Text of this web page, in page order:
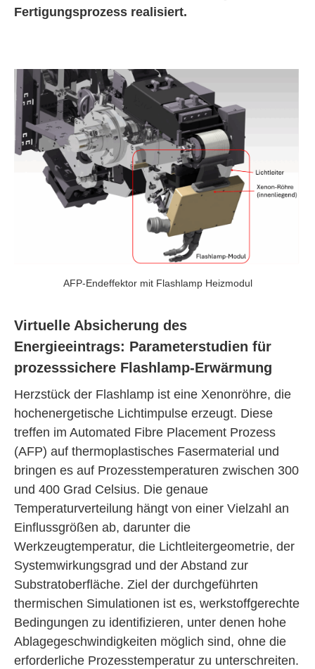
Fertigungsprozess realisiert.
AFP-Endeffektor mit Flashlamp Heizmodul
Virtuelle Absicherung des
Energieeintrags: Parameterstudien für
prozesssichere Flashlamp-Erwärmung
Herzstück der Flashlamp ist eine Xenonröhre, die
hochenergetische Lichtimpulse erzeugt. Diese
treffen im Automated Fibre Placement Prozess
(AFP) auf thermoplastisches Fasermaterial und
bringen es auf Prozesstemperaturen zwischen 300
und 400 Grad Celsius. Die genaue
Temperaturverteilung hängt von einer Vielzahl an
Einflussgrößen ab, darunter die
Werkzeugtemperatur, die Lichtleitergeometrie, der
Systemwirkungsgrad und der Abstand zur
Substratoberfläche. Ziel der durchgeführten
thermischen Simulationen ist es, werkstoffgerechte
Bedingungen zu identifizieren, unter denen hohe
Ablagegeschwindigkeiten möglich sind, ohne die
erforderliche Prozesstemperatur zu unterschreiten.